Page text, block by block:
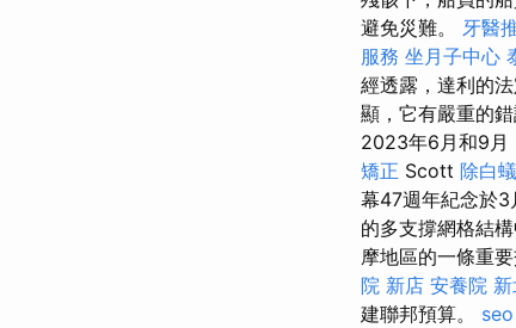
避免災難。 牙醫
服務 坐月子中心
經透露，達利的
顯，它有嚴重的
2023年6月和9月
矯正 Scott 除白
幕47週年紀念於3
的多支撐網格結
摩地區的一條重
院 新店 安養院
建聯邦預算。 seo